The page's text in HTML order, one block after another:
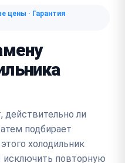
цены · Гарантия
действительно ли
подбирает
холодильник
исключить повторную